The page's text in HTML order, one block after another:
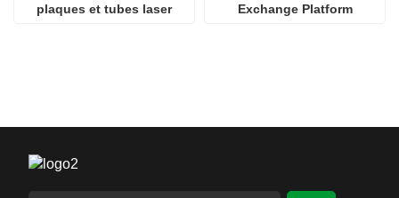
plaques et tubes laser
Exchange Platform